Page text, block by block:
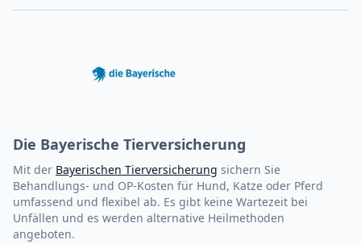
Die Bayerische Tierversicherung
Mit der Bayerischen Tierversicherung sichern Sie
Behandlungs- und OP-Kosten für Hund, Katze oder Pferd
umfassend und flexibel ab. Es gibt keine Wartezeit bei
Unfällen und es werden alternative Heilmethoden
angeboten.